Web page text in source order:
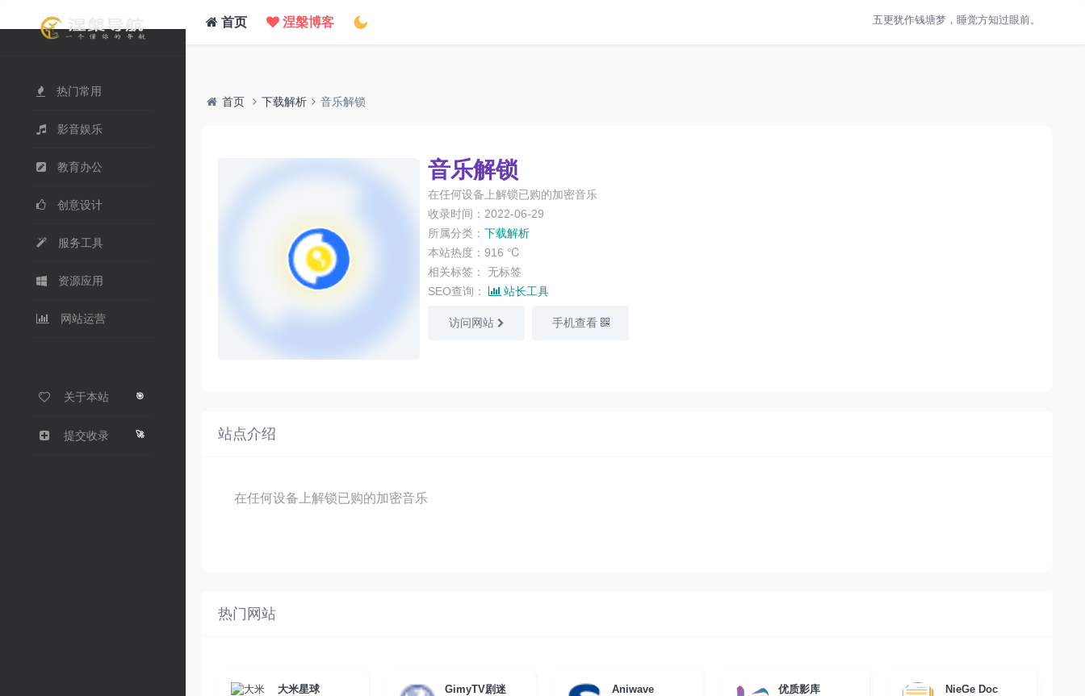
热门常用
影音娱乐
教育办公
创意设计
服务工具
资源应用
网站运营
关于本站 🎯
提交收录 🚀
首页 涅槃博客 五更犹作钱塘梦，睡觉方知过眼前。
首页 下载解析 音乐解锁
音乐解锁
在任何设备上解锁已购的加密音乐
收录时间：2022-06-29
所属分类： 下载解析
本站热度：916 ℃
相关标签： 无标签
SEO查询：
站长工具
访问网站 手机查看
站点介绍
在任何设备上解锁已购的加密音乐
热门网站
大米星球
GimyTV剧迷
Aniwave
优质影库
NieGe Doc